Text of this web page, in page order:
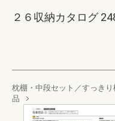
２６収納カタログ
枕棚・中段セット／すっき
品